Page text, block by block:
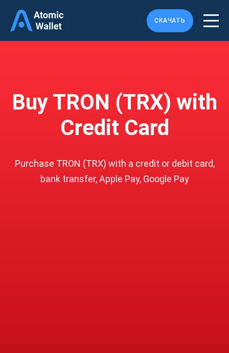
СКАЧАТЬ
Buy TRON (TRX) with
Credit Card
Purchase TRON (TRX) with a credit or debit card,
bank transfer, Apple Pay, Google Pay